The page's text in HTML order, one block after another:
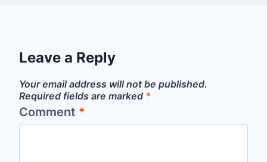
Leave a Reply
Your email address will not be published.
Required fields are marked *
Comment *